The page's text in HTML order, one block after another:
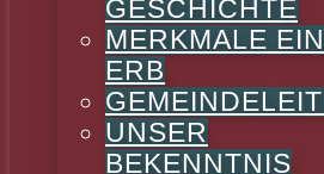
GESCHICHTE
MERKMALE
ERB
UNSER
BEKENNTNIS